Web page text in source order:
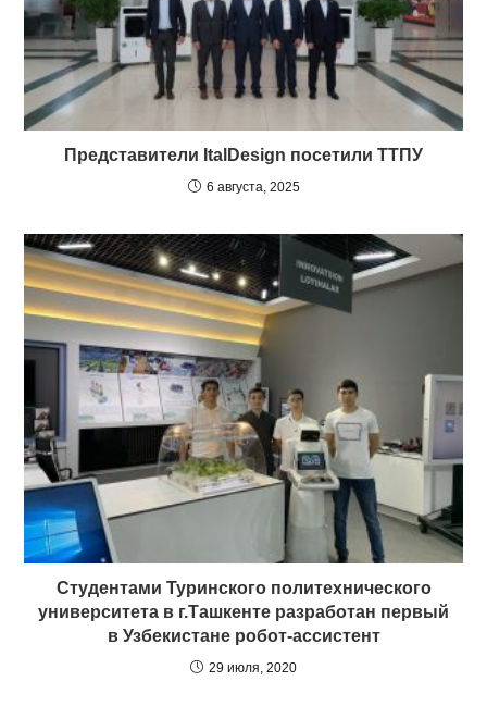
Представители ItalDesign посетили ТТПУ
6 августа, 2025
Студентами Туринского политехнического
университета в г.Ташкенте разработан первый
в Узбекистане робот-ассистент
29 июля, 2020